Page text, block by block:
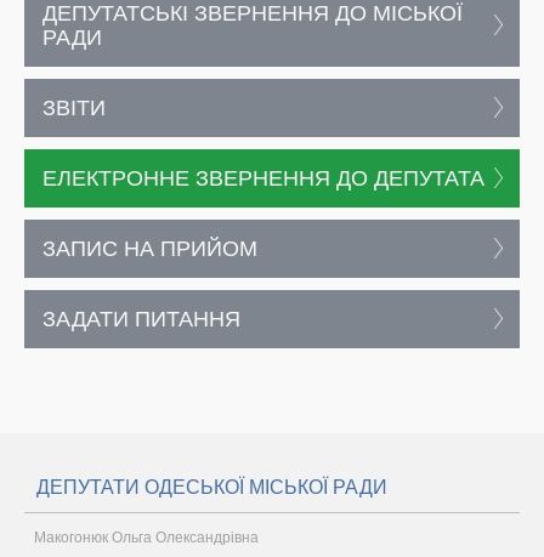
ДЕПУТАТСЬКІ ЗВЕРНЕННЯ ДО МІСЬКОЇ
РАДИ
ЗВІТИ
ЕЛЕКТРОННЕ ЗВЕРНЕННЯ ДО ДЕПУТАТА
ЗАПИС НА ПРИЙОМ
ЗАДАТИ ПИТАННЯ
ДЕПУТАТИ ОДЕСЬКОЇ МІСЬКОЇ РАДИ
Макогонюк Ольга Олександрівна